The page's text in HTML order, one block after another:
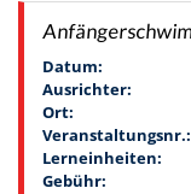
Datum:
Ausrichter:
Ort:
Veranstaltungsnr.:
Lerneinheiten:
Gebühr: